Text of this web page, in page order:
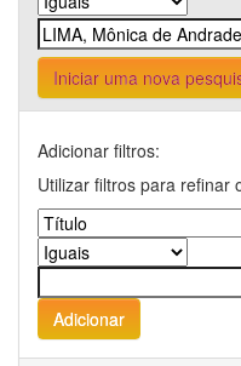
Iniciar uma nova
Adicionar filtros:
Utilizar filtros para refinar